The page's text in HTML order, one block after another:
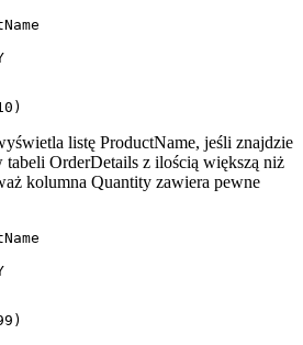
listę ProductName, jeśli znajdzie
OrderDetails z ilością większą niż
kolumna Quantity zawiera pewne